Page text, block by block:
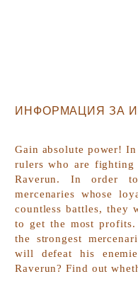
ИНФОРМАЦИЯ ЗА
Gain absolute power! In
rulers who are
Raverun. In order
mercenaries whose
countless battles, they
to get the most
the strongest
will defeat his
Raverun? Find out